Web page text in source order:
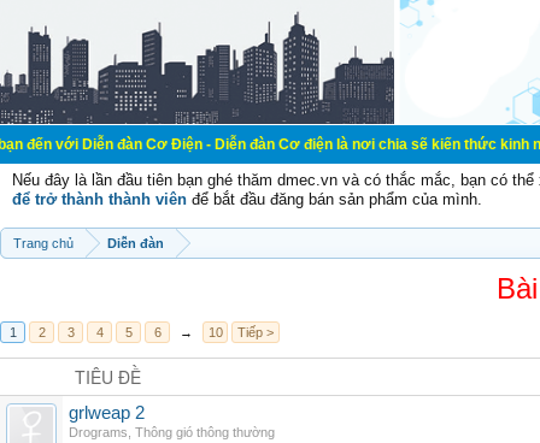
đàn Cơ Điện - Diễn đàn Cơ điện là nơi chia sẽ kiến thức kinh nghiệm
Nếu đây là lần đầu tiên bạn ghé thăm dmec.vn và có thắc mắc, bạn có
để trở thành thành viên để bắt đầu đăng bán sản phẩm của mình.
Trang chủ Diễn đàn
1 2 3 4 5 6 → 10 Tiếp >
TIÊU ĐỀ
grlweap 2
Drograms Thông gió thông thường